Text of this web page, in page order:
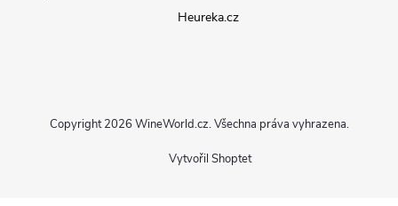
Heureka.cz
Vytvořil Shoptet
Copyright 2026 WineWorld.cz. Všechna práva vyhrazena.